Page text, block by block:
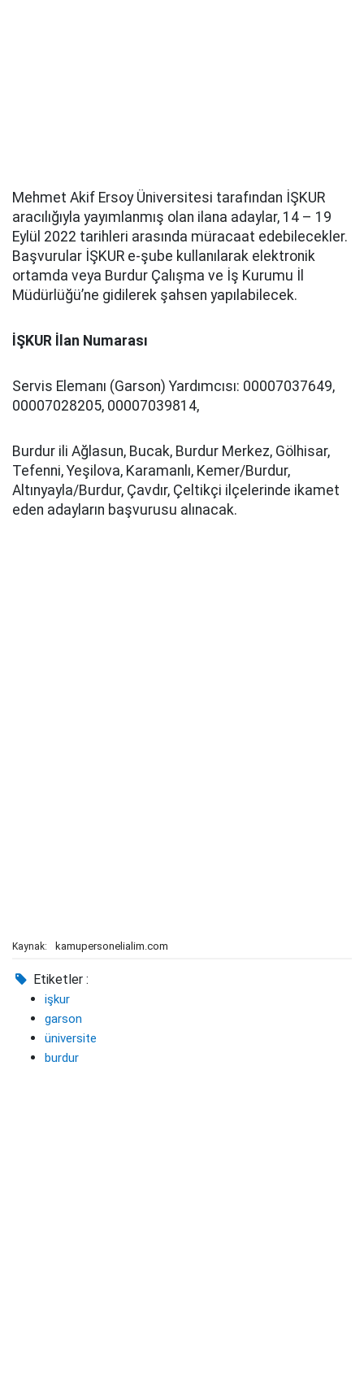
Mehmet Akif Ersoy Üniversitesi tarafından İŞKUR
aracılığıyla yayımlanmış olan ilana adaylar, 14 – 19
Eylül 2022 tarihleri arasında müracaat edebilecekler.
Başvurular İŞKUR e-şube kullanılarak elektronik
ortamda veya Burdur Çalışma ve İş Kurumu İl
Müdürlüğü’ne gidilerek şahsen yapılabilecek.
İŞKUR İlan Numarası
Servis Elemanı (Garson) Yardımcısı: 00007037649,
00007028205, 00007039814,
Burdur ili Ağlasun, Bucak, Burdur Merkez, Gölhisar,
Tefenni, Yeşilova, Karamanlı, Kemer/Burdur,
Altınyayla/Burdur, Çavdır, Çeltikçi ilçelerinde ikamet
eden adayların başvurusu alınacak.
Kaynak: kamupersonelialim.com
Etiketler :
işkur
garson
üniversite
burdur